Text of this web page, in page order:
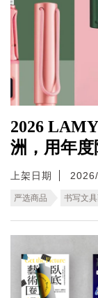
2026
洲，用年
上架日期
严选商品 书写文